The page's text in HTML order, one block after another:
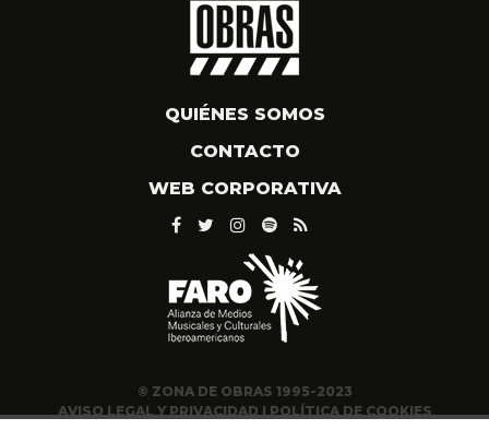
QUIÉNES SOMOS
CONTACTO
WEB CORPORATIVA
© ZONA DE OBRAS 1995-2023
AVISO LEGAL Y PRIVACIDAD|POLÍTICA DE COOKIES